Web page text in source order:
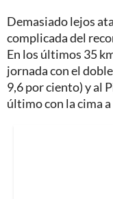
Demasiado lejos
complicada del
En los últimos 35
jornada con el
9,6 por ciento) y al
último con la cima